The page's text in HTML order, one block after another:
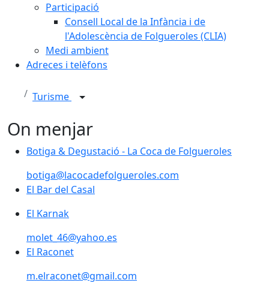
Participació
Consell Local de la Infància i de
l'Adolescència de Folgueroles (CLIA)
Medi ambient
Adreces i telèfons
Turisme
On menjar
Botiga & Degustació - La Coca de Folgueroles
botiga@lacocadefolgueroles.com
El Bar del Casal
El Bar del Casal
El Karnak
molet_46@yahoo.es
El Raconet
m.elraconet@gmail.com